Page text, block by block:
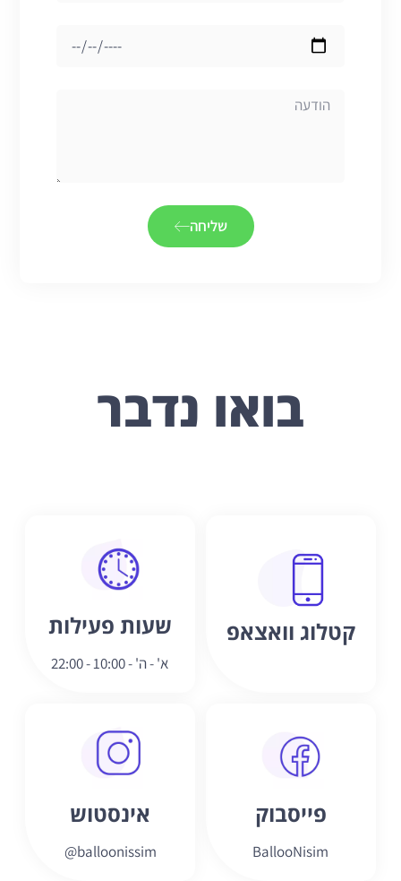
שליחה
בואו נדבר
קטלוג וואצאפ שעות פעילות
א' - ה' - 10:00 - 22:00
פייסבוק
BallooNisim
אינסטוש
balloonissim@